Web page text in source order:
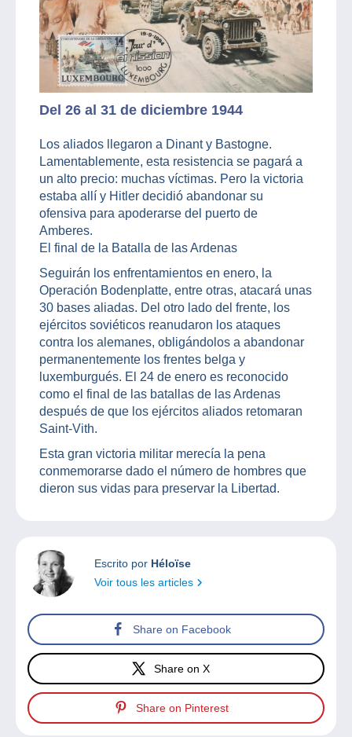
Del 26 al 31 de diciembre 1944
Los aliados llegaron a Dinant y Bastogne.
Lamentablemente, esta resistencia se pagará a
un alto precio: muchas víctimas. Pero la victoria
estaba allí y Hitler decidió abandonar su
ofensiva para apoderarse del puerto de
Amberes.
El final de la Batalla de las Ardenas
Seguirán los enfrentamientos en enero, la
Operación Bodenplatte, entre otras, atacará unas
30 bases aliadas. Del otro lado del frente, los
ejércitos soviéticos reanudaron los ataques
contra los alemanes, obligándolos a abandonar
permanentemente los frentes belga y
luxemburgués. El 24 de enero es reconocido
como el final de las batallas de las Ardenas
después de que los ejércitos aliados retomaran
Saint-Vith.
Esta gran victoria militar merecía la pena
conmemorarse dado el número de hombres que
dieron sus vidas para preservar la Libertad.
Escrito por Héloïse
Voir tous les articles
Share on Facebook
Share on X
Share on Pinterest